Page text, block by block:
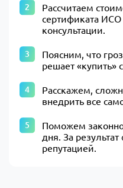
Рассчитаем
сертификата ИСО
консультации.
Поясним, что
решает «купить»
Расскажем,
внедрить все
Поможем
дня. За
репутацией.